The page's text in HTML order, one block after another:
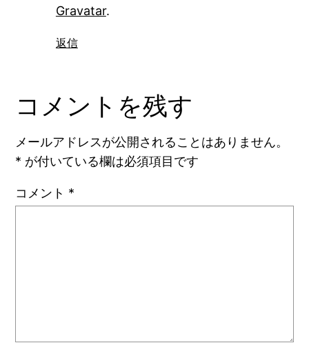
Gravatar.
返信
コメントを残す
メールアドレスが公開されることはありません。
* が付いている欄は必須項目です
コメント *